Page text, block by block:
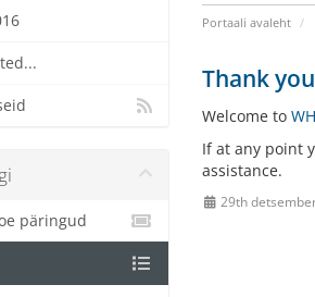
Portaali avaleht
Thank
Welcome to
If at any point
assistance.
29th
päringud